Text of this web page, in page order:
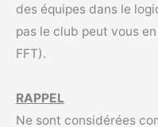
des équipes dans le
pas le club peut vous
FFT).
RAPPEL
Ne sont considérées